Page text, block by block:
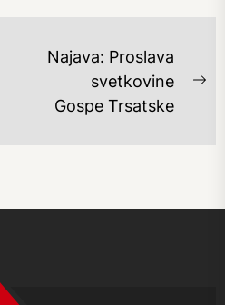
Najava: Proslava
svetkovine
Gospe Trsatske